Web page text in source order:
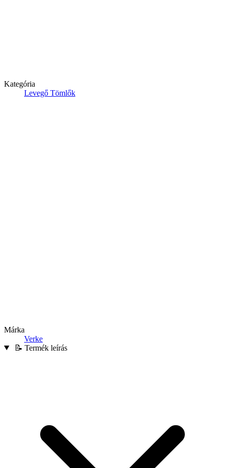
Kategória
Levegő Tömlők
Márka
Verke
📝 Termék leírás